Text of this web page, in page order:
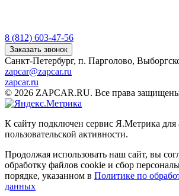
8 (812) 603-47-56
Заказать звонок
Санкт-Петербург, п. Парголово,
zapcar@zapcar.ru
zapcar.ru
© 2026 ZAPCAR.RU. Все права
К сайту подключен сервис Я.Метрика для
пользовательской активности.
Продолжая использовать наш сайт, вы
обработку файлов cookie и сбор
порядке, указанном в Политике по
данных